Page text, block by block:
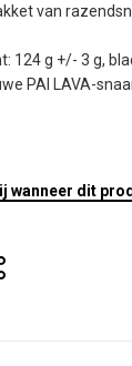
van
124 g +/- 3 g,
PAI LAVA-
wanneer dit